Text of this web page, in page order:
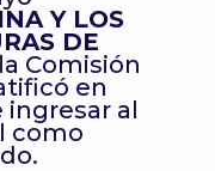
Y LOS
DE
Comisión
en
ingresar al
como